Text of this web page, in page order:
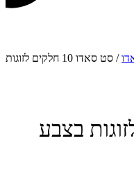
/ סט סאדו 10 חלקים לזוגות
לזוגות בצבע